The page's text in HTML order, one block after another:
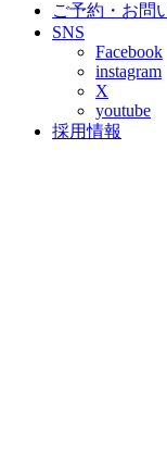
ご予約・お問
SNS
Facebook
instagram
X
youtube
採用情報